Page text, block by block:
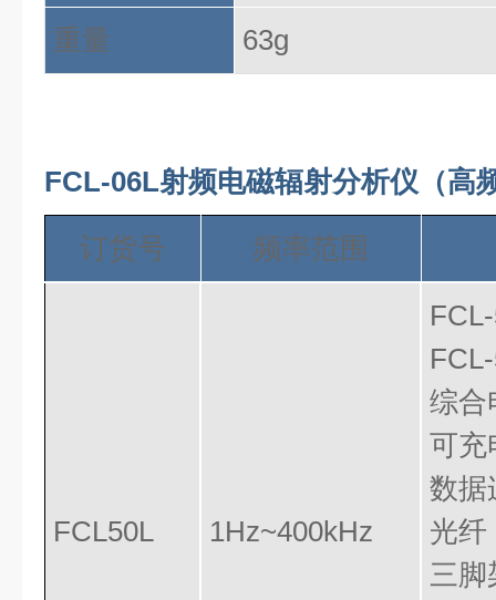
重量 63g
FCL-06L射频电磁辐射分析仪（
订货号
频率范围
FCL50L 1Hz~400kHz
综合
可充
数据
光纤
三脚